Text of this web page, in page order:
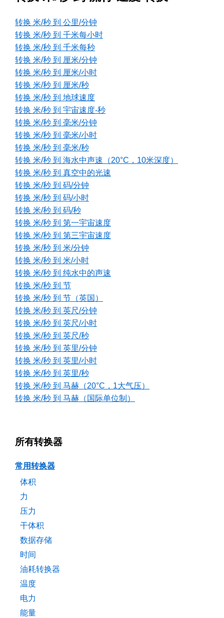
转换 米/秒 到 公里/分钟
转换 米/秒 到 千米每小时
转换 米/秒 到 千米每秒
转换 米/秒 到 厘米/分钟
转换 米/秒 到 厘米/小时
转换 米/秒 到 厘米/秒
转换 米/秒 到 地球速度
转换 米/秒 到 宇宙速度-秒
转换 米/秒 到 毫米/分钟
转换 米/秒 到 毫米/小时
转换 米/秒 到 毫米/秒
转换 米/秒 到 海水中声速（20°C，10米深度）
转换 米/秒 到 真空中的光速
转换 米/秒 到 码/分钟
转换 米/秒 到 码/小时
转换 米/秒 到 码/秒
转换 米/秒 到 第一宇宙速度
转换 米/秒 到 第三宇宙速度
转换 米/秒 到 米/分钟
转换 米/秒 到 米/小时
转换 米/秒 到 纯水中的声速
转换 米/秒 到 节
转换 米/秒 到 节（英国）
转换 米/秒 到 英尺/分钟
转换 米/秒 到 英尺/小时
转换 米/秒 到 英尺/秒
转换 米/秒 到 英里/分钟
转换 米/秒 到 英里/小时
转换 米/秒 到 英里/秒
转换 米/秒 到 马赫（20°C，1大气压）
转换 米/秒 到 马赫（国际单位制）
所有转换器
常用转换器
体积
力
压力
干体积
数据存储
时间
油耗转换器
温度
电力
能量